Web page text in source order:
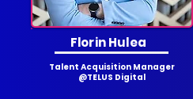
Florin Hulea
Talent Acquisition Manager
@TELUS Digital